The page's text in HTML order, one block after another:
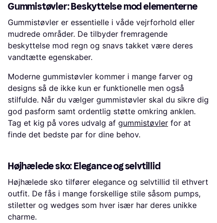
Gummistøvler: Beskyttelse mod elementerne
Gummistøvler er essentielle i våde vejrforhold eller
mudrede områder. De tilbyder fremragende
beskyttelse mod regn og snavs takket være deres
vandtætte egenskaber.
Moderne gummistøvler kommer i mange farver og
designs så de ikke kun er funktionelle men også
stilfulde. Når du vælger gummistøvler skal du sikre dig
god pasform samt ordentlig støtte omkring anklen.
Tag et kig på vores udvalg af gummistøvler for at
finde det bedste par for dine behov.
Højhælede sko: Elegance og selvtillid
Højhælede sko tilfører elegance og selvtillid til ethvert
outfit. De fås i mange forskellige stile såsom pumps,
stiletter og wedges som hver især har deres unikke
charme.